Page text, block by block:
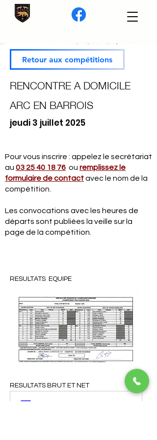
Retour aux compétitions
RENCONTRE A DOMICILE
ARC EN BARROIS
jeudi 3 juillet 2025
Pour vous inscrire : appelez le secrétariat
au 03 25 40 18 76 ou remplissez le
formulaire de contactavec le nom de la
compétition.
Les convocations avec les heures de
départs sont publiées la veille sur la
page de la compétition.
RESULTATS  EQUIPE
RESULTATS BRUT ET NET